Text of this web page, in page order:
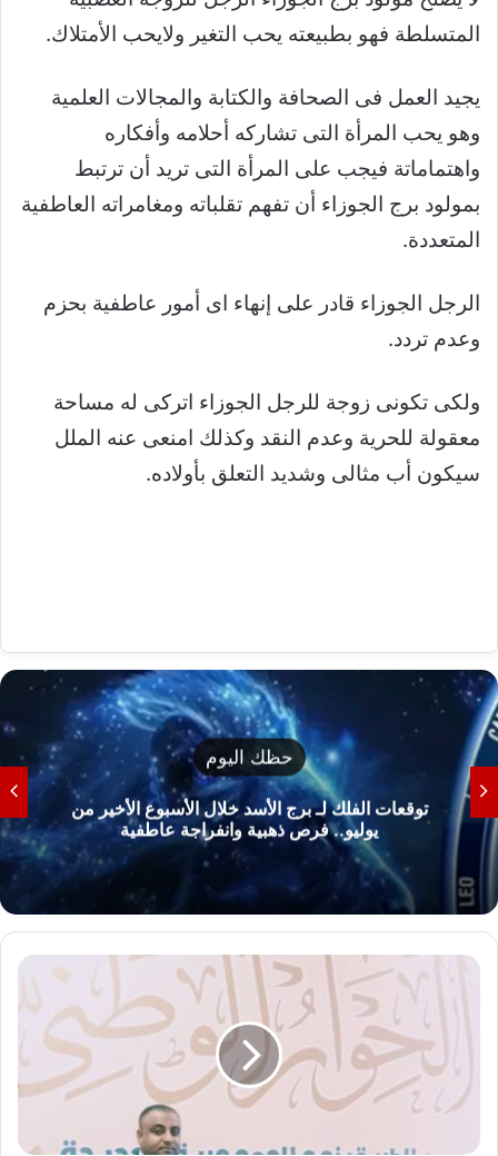
المتسلطة فهو بطبيعته يحب التغير ولايحب الأمتلاك.
يجيد العمل فى الصحافة والكتابة والمجالات العلمية
وهو يحب المرأة التى تشاركه أحلامه وأفكاره
واهتماماتة فيجب على المرأة التى تريد أن ترتبط
بمولود برج الجوزاء أن تفهم تقلباته ومغامراته العاطفية
المتعددة.
الرجل الجوزاء قادر على إنهاء اى أمور عاطفية بحزم
وعدم تردد.
ولكى تكونى زوجة للرجل الجوزاء اتركى له مساحة
معقولة للحرية وعدم النقد وكذلك امنعى عنه الملل
سيكون أب مثالى وشديد التعلق بأولاده.
حظك اليوم
توقعات الفلك لـ برج الأسد خلال الأسبوع الأخير من
يوليو.. فرص ذهبية وانفراجة عاطفية
ش